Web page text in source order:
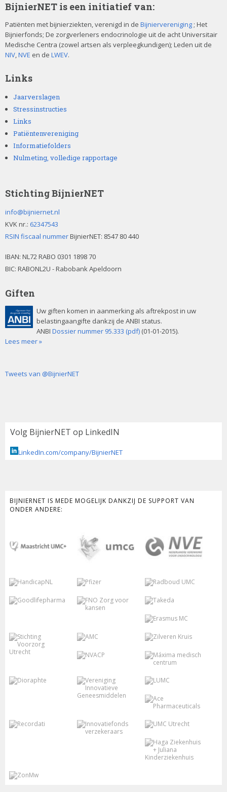
BijnierNET is een initiatief van:
Patiënten met bijnierziekten, verenigd in de Bijniervereniging ; Het
Bijnierfonds; De zorgverleners endocrinologie uit de acht Universitair
Medische Centra (zowel artsen als verpleegkundigen); Leden uit de
NIV,NVE en de LWEV.
Links
Jaarverslagen
Stressinstructies
Links
Patiëntenvereniging
Informatiefolders
Nulmeting, volledige rapportage
Stichting BijnierNET
info@bijniernet.nl
KVK nr.: 62347543
RSIN fiscaal nummerBijnierNET: 8547 80 440
IBAN: NL72 RABO 0301 1898 70
BIC: RABONL2U - Rabobank Apeldoorn
Giften
Uw giften komen in aanmerking als aftrekpost in uw
belastingaangifte dankzij de ANBI status.
ANBI Dossier nummer 95.333 (pdf) (01-01-2015).
Lees meer »
Tweets van @BijnierNET
Volg BijnierNET op LinkedIN
LinkedIn.com/company/BijnierNET
BIJNIERNET IS MEDE MOGELIJK DANKZIJ DE SUPPORT VAN
ONDER ANDERE: